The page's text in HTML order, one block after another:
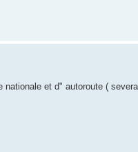
et d" autoroute (